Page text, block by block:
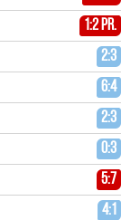
1:2 pr.
2:3
6:4
2:3
0:3
5:7
4:1